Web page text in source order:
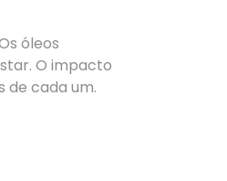
óleos
O impacto
de cada um.